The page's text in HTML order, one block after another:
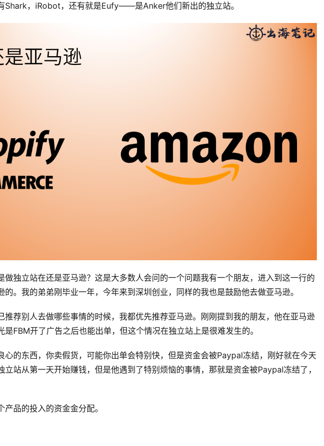
Shark，iRobot，还有就是Eufy——是Anker他们新出的独立站。
做独立站在还是亚马逊？这是大多数人会问的一个问题我有一个朋友，进入到这一行的
。我的弟弟刚毕业一年，今年来到深圳创业，同样的我也是鼓励他去做亚马逊。
推荐别人去做哪些事情的时候，我都优先推荐亚马逊。刚刚提到我的朋友，他在亚马逊
FBM开了广告之后也能出单，但这个情况在独立站上是很难发生的。
心的东西，你卖假货，可能你出单会特别快，但是资金会被Paypal冻结，刚好就在今天
站从第一天开始赚钱，但是他遇到了特别烦恼的事情，那就是资金被Paypal冻结了，
品的投入的资金金分配。